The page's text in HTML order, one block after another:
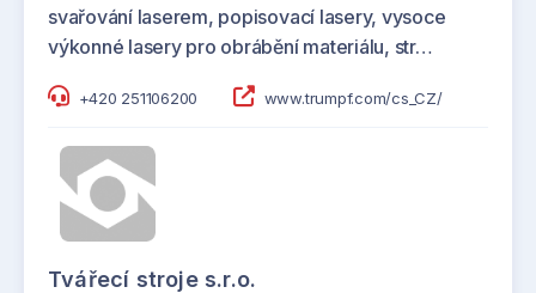
svařování laserem, popisovací lasery, vysoce
výkonné lasery pro obrábění materiálu, str…
+420 251106200 www.trumpf.com/cs_CZ/
Tvářecí stroje s.r.o.